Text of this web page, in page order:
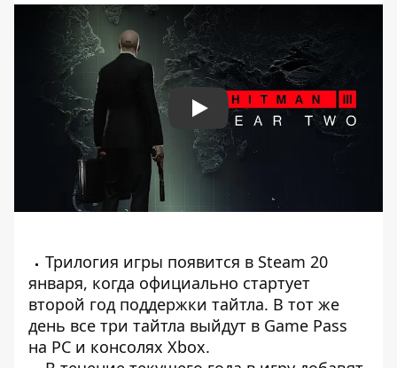
Play
Трилогия игры появится в Steam 20
января, когда официально стартует
второй год поддержки тайтла. В тот же
день все три тайтла выйдут в Game Pass
на PC и консолях Xbox.